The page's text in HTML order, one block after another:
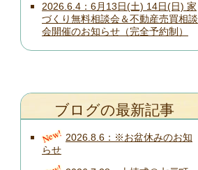
2026.6.4
6月13日(土) 14日(日) 家
づくり無料相談会＆不動産売買相談
会開催のお知らせ（完全予約制）
ブログの最新記事
New! 2026.8.6
※お盆休みのお知
らせ